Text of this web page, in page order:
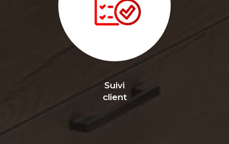
Suivi
client